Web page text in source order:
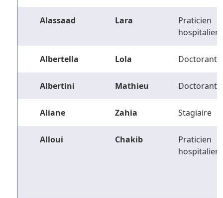
Alassaad Lara
Praticien
hospitalier
Albertella Lola Doctorant
Albertini Mathieu Doctorant
Aliane Zahia Stagiaire
Alloui Chakib
Praticien
hospitalier